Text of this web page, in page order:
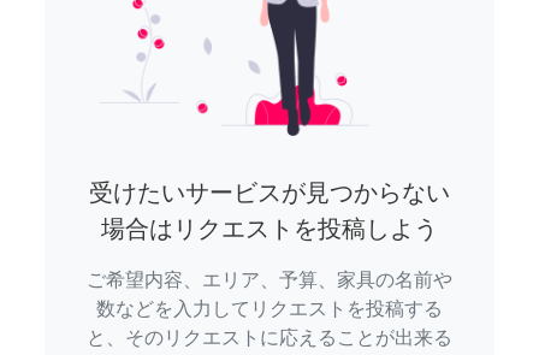
受けたいサービスが見つからない
場合はリクエストを投稿しよう
ご希望内容、エリア、予算、家具の名前や
数などを入力してリクエストを投稿する
と、そのリクエストに応えることが出来る